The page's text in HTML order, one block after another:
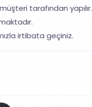
tarafından yapılır.
irtibata geçiniz.